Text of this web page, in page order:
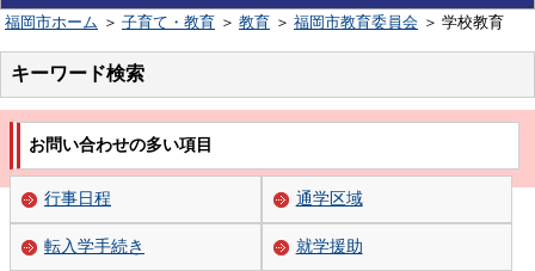
福岡市ホーム ＞ 子育て・教育 ＞ 教育 ＞ 福岡市教育委員会 ＞ 学校教育
キーワード検索
お問い合わせの多い項目
行事日程 通学区域
転入学手続き 就学援助